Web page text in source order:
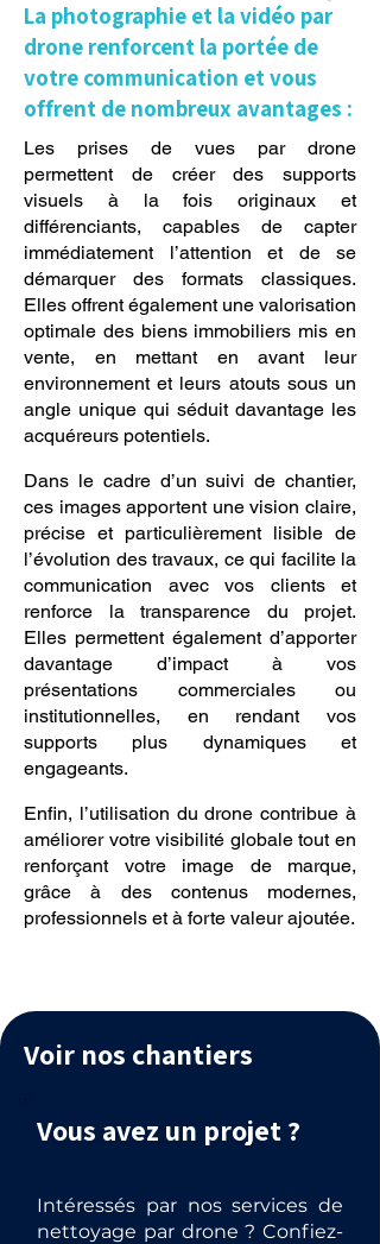
La photographie et la vidéo par
drone renforcent la portée de
votre communication et vous
offrent de nombreux avantages :
Les prises de vues par drone
permettent de créer des supports
visuels à la fois originaux et
différenciants, capables de capter
immédiatement l’attention et de se
démarquer des formats classiques.
Elles offrent également une valorisation
optimale des biens immobiliers mis en
vente, en mettant en avant leur
environnement et leurs atouts sous un
angle unique qui séduit davantage les
acquéreurs potentiels.
Dans le cadre d’un suivi de chantier,
ces images apportent une vision claire,
précise et particulièrement lisible de
l’évolution des travaux, ce qui facilite la
communication avec vos clients et
renforce la transparence du projet.
Elles permettent également d’apporter
davantage d’impact à vos
présentations commerciales ou
institutionnelles, en rendant vos
supports plus dynamiques et
engageants.
Enfin, l’utilisation du drone contribue à
améliorer votre visibilité globale tout en
renforçant votre image de marque,
grâce à des contenus modernes,
professionnels et à forte valeur ajoutée.
Voir nos chantiers
Vous avez un projet ?
Intéressés par nos services de
nettoyage par drone ? Confiez-